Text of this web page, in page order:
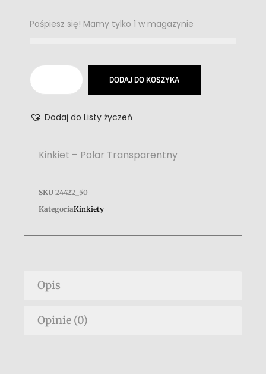
Pośpiesz się! Mamy tylko 1 w magazynie
DODAJ DO KOSZYKA
Dodaj do Listy życzeń
Kinkiet – Polar Transparentny
SKU 24422_50
KategoriaKinkiety
Opis
Opinie (0)